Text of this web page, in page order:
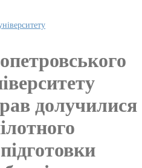
долучилися